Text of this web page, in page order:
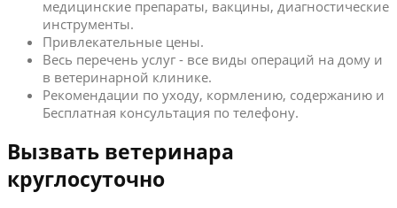
медицинские препараты, вакцины, диагностические
инструменты.
Привлекательные цены.
Весь перечень услуг - все виды операций на дому и
в ветеринарной клинике.
Рекомендации по уходу, кормлению, содержанию и
Бесплатная консультация по телефону.
Вызвать ветеринара
круглосуточно